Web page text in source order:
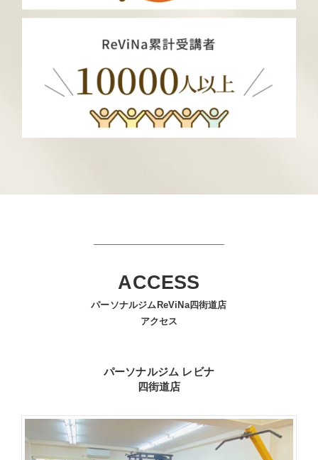
ACCESS
パーソナルジムReViNa四街道店
アクセス
パーソナルジム レビナ
四街道店